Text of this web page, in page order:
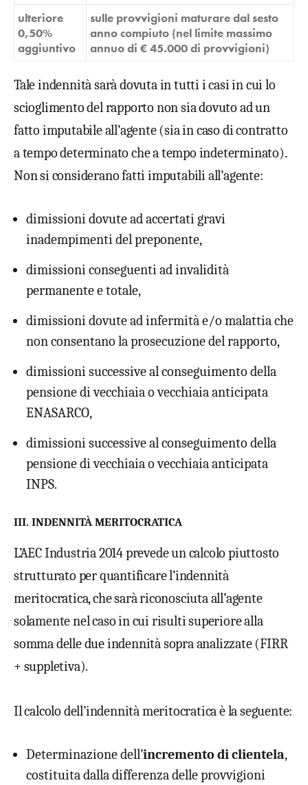
ulteriore
0,50%
aggiuntivo
sulle provvigioni maturare dal sesto
anno compiuto (nel limite massimo
annuo di € 45.000 di provvigioni)
Tale indennità sarà dovuta in tutti i casi in cui lo
scioglimento del rapporto non sia dovuto ad un
fatto imputabile all’agente (sia in caso di contratto
a tempo determinato che a tempo indeterminato).
Non si considerano fatti imputabili all’agente:
dimissioni dovute ad accertati gravi
inadempimenti del preponente,
dimissioni conseguenti ad invalidità
permanente e totale,
dimissioni dovute ad infermità e/o malattia che
non consentano la prosecuzione del rapporto,
dimissioni successive al conseguimento della
pensione di vecchiaia o vecchiaia anticipata
ENASARCO,
dimissioni successive al conseguimento della
pensione di vecchiaia o vecchiaia anticipata
INPS.
III. INDENNITÀ MERITOCRATICA
L’AEC Industria 2014 prevede un calcolo piuttosto
strutturato per quantificare l’indennità
meritocratica, che sarà riconosciuta all’agente
solamente nel caso in cui risulti superiore alla
somma delle due indennità sopra analizzate (FIRR
+ suppletiva).
Il calcolo dell’indennità meritocratica è la seguente:
Determinazione dell’incremento di clientela,
costituita dalla differenza delle provvigioni